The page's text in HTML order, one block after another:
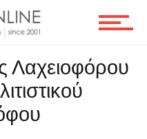
Λαχειοφόρου